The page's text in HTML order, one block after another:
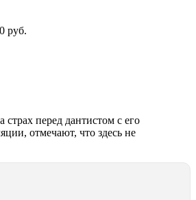
руб.
перед дантистом с его
отмечают, что здесь не